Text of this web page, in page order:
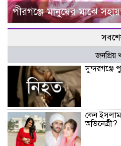
পীরগঞ্জে মানুষের মাঝে
জনপ্রিয়
সুন্দরগঞ্জে
কেন
অভিনেত্রী?